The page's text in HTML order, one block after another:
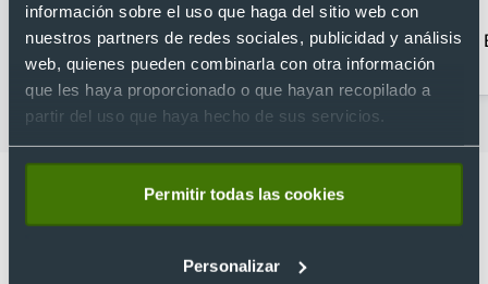
información sobre el uso que haga del sitio web con
nuestros partners de redes sociales, publicidad y análisis
web, quienes pueden combinarla con otra información
que les haya proporcionado o que hayan recopilado a
partir del uso que haya hecho de sus servicios.
Permitir todas las cookies
Personalizar
Accesorios de viaje
Bandoleras
personalizadas
Lo que dicen nuestros clientes